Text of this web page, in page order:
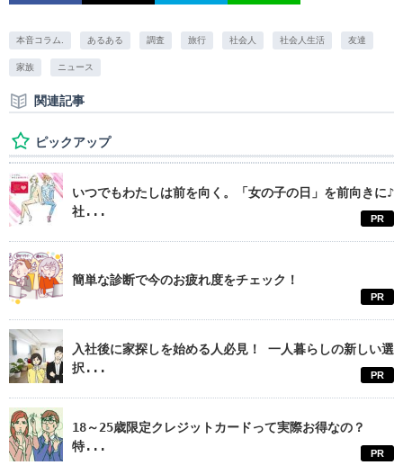
本音コラム. あるある 調査 旅行 社会人 社会人生活 友達
家族 ニュース
関連記事
ピックアップ
いつでもわたしは前を向く。「女の子の日」を前向きに♪
社...
PR
簡単な診断で今のお疲れ度をチェック！
PR
入社後に家探しを始める人必見！ 一人暮らしの新しい選
択...
PR
18～25歳限定クレジットカードって実際お得なの？
特...
PR